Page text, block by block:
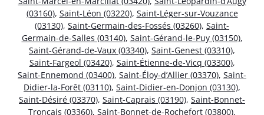
(03160), Saint-Léon (03220), Saint-Léger-sur-Vouzance
(03130), Saint-Germain-des-Fossés (03260), Saint-
Germain-de-Salles (03140), Saint-Gérand-le-Puy (03150),
Saint-Gérand-de-Vaux (03340), Saint-Genest (03310),
Saint-Fargeol (03420), Saint-Étienne-de-Vicq (03300),
Saint-Ennemond (03400), Saint-Éloy-d’Allier (03370), Saint-
Didier-la-Forêt (03110), Saint-Didier-en-Donjon (03130),
Saint-Désiré (03370), Saint-Caprais (03190), Saint-Bonnet-
Tronçais (03360), Saint-Bonnet-de-Rochefort (03800),